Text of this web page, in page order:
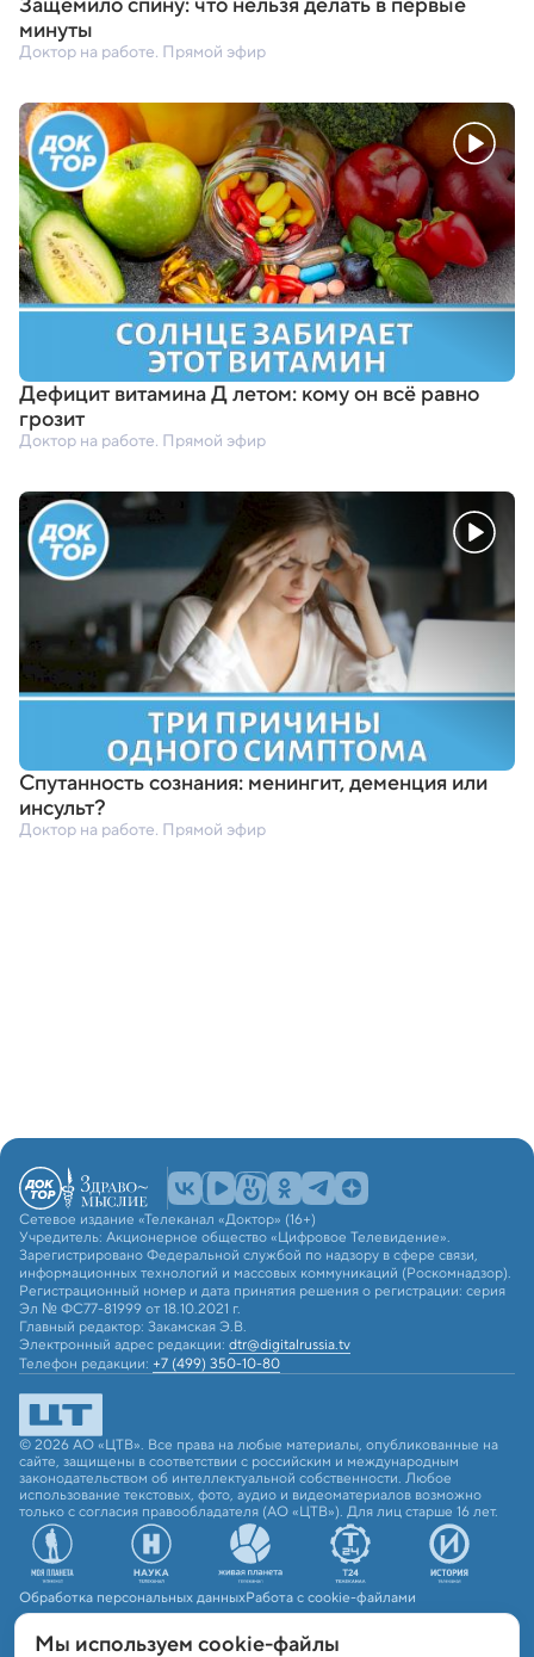
минуты
Доктор на работе. Прямой эфир
Дефицит витамина Д летом: кому он всё равно
грозит
Доктор на работе. Прямой эфир
Спутанность сознания: менингит,деменция или
инсульт?
Доктор на работе. Прямой эфир
Сетевое издание «Телеканал «Доктор» (16+)
Учредитель: Акционерное общество «Цифровое Телевидение».
Зарегистрировано Федеральной службой по надзору в сфере связи,
информационных технологий и массовых коммуникаций (Роскомнадзор).
Регистрационный номер и дата принятия решения о регистрации: серия
Эл № ФС77-81999 от 18.10.2021 г.
Главный редактор: Закамская Э.В.
Электронный адрес редакции: dtr@digitalrussia.tv
Телефон редакции: +7 (499) 350-10-80
© 2026 АО «ЦТВ». Все права на любые материалы, опубликованные на
сайте, защищены в соответствии с российским и международным
законодательством об интеллектуальной собственности. Любое
использование текстовых, фото, аудио и видеоматериалов возможно
только с согласия правообладателя (АО «ЦТВ»). Для лиц старше 16 лет.
Обработка персональных данныхРабота с cookie-файлами
Мы используем сookie-файлы